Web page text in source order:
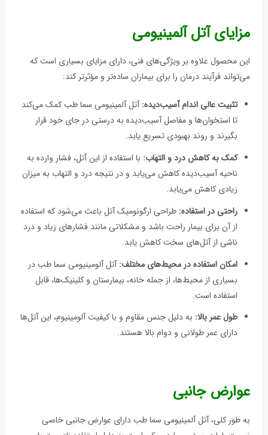
مزایای آتل آلمینیومی
این محصول علاوه بر ویژگی‌های فنی، دارای مزایای بسیاری است که
می‌تواند فرآیند درمان را برای بیماران ساده‌تر و مؤثرتر کند:
تثبیت عالی اندام آسیب‌دیده:آتل آلمینیومی سما طب کمک می‌کند
تا استخوان‌ها و مفاصل آسیب‌دیده به درستی در جای خود قرار
بگیرند و روند بهبودی تسریع یابد.
کمک به کاهش درد و التهاب: با استفاده از این آتل، فشار وارده به
ناحیه آسیب‌دیده کاهش می‌یابد و در نتیجه درد و التهاب به میزان
زیادی کاهش می‌یابد.
راحتی در استفاده: طراحی ارگونومیک آتل باعث می‌شود که استفاده
از آن برای بیمار راحت باشد و مشکلاتی مانند فشارهای زیاد و درد
ناشی از آتل‌های سخت کاهش یابد.
امکان استفاده در محیط‌های مختلف:آتل آلومینیومی سما طب در
بسیاری از محیط‌ها، از جمله خانه، بیمارستان و کلینیک‌ها، قابل
استفاده است.
طول عمر بالا: به دلیل جنس مقاوم و با کیفیت آلومینیوم، این آتل‌ها
دارای عمر طولانی و دوام بالا هستند.
عوارض جانبی
به طور کلی، آتل آلمینیومی سما طب دارای عوارض جانبی خاصی